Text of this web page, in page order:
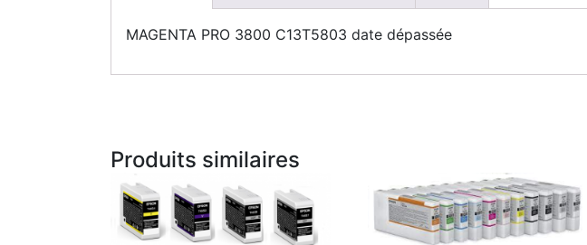
MAGENTA PRO 3800 C13T5803 date dépassée
Produits similaires